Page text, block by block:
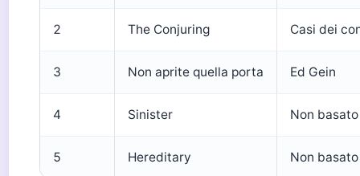
2 The Conjuring Casi dei
3 Non aprite quella porta Ed Gein
4 Sinister Non
5 Hereditary Non